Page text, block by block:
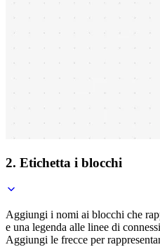
2. Etichetta i blocchi
Aggiungi i nomi ai blocchi che
e una legenda alle linee di
Aggiungi le frecce per